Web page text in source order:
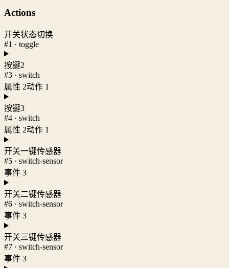
Actions
开关状态切换
#1 · toggle
按键2
#3 · switch
属性 2动作 1
按键3
#4 · switch
属性 2动作 1
开关一键传感器
#5 · switch-sensor
事件 3
开关二键传感器
#6 · switch-sensor
事件 3
开关三键传感器
#7 · switch-sensor
事件 3